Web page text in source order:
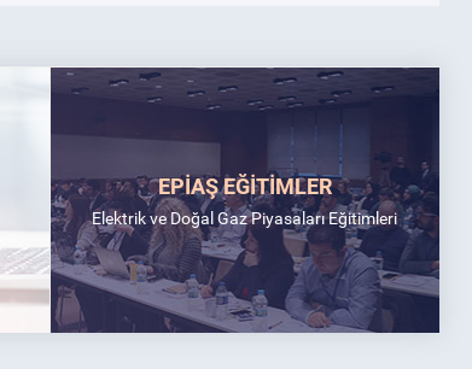
EPİAŞ EĞİTİMLER
Elektrik ve Doğal Gaz Piyasaları Eğitimleri